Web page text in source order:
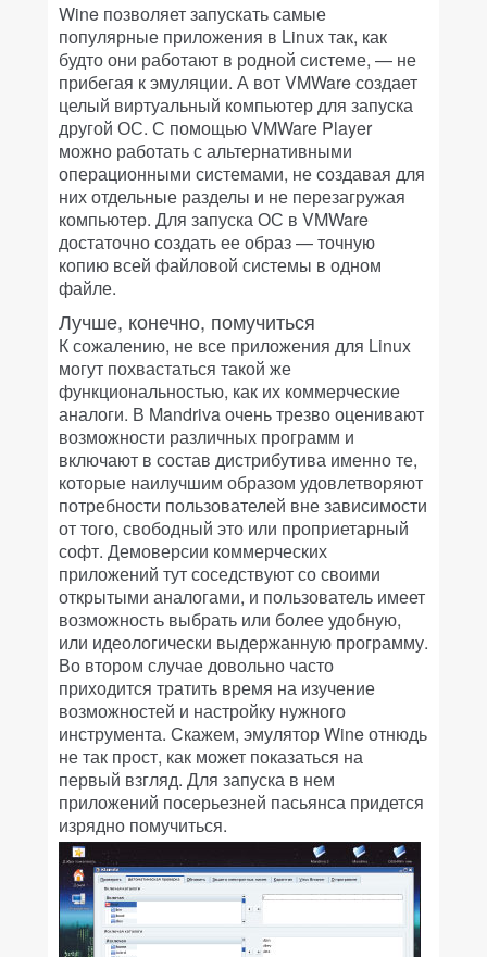
Wine позволяет запускать самые
популярные приложения в Linux так, как
будто они работают в родной системе, — не
прибегая к эмуляции. А вот VMWare создает
целый виртуальный компьютер для запуска
другой ОС. С помощью VMWare Player
можно работать с альтернативными
операционными системами, не создавая для
них отдельные разделы и не перезагружая
компьютер. Для запуска ОС в VMWare
достаточно создать ее образ — точную
копию всей файловой системы в одном
файле.
Лучше, конечно, помучиться
К сожалению, не все приложения для Linux
могут похвастаться такой же
функциональностью, как их коммерческие
аналоги. В Mandriva очень трезво оценивают
возможности различных программ и
включают в состав дистрибутива именно те,
которые наилучшим образом удовлетворяют
потребности пользователей вне зависимости
от того, свободный это или проприетарный
софт. Демоверсии коммерческих
приложений тут соседствуют со своими
открытыми аналогами, и пользователь имеет
возможность выбрать или более удобную,
или идеологически выдержанную программу.
Во втором случае довольно часто
приходится тратить время на изучение
возможностей и настройку нужного
инструмента. Скажем, эмулятор Wine отнюдь
не так прост, как может показаться на
первый взгляд. Для запуска в нем
приложений посерьезней пасьянса придется
изрядно помучиться.